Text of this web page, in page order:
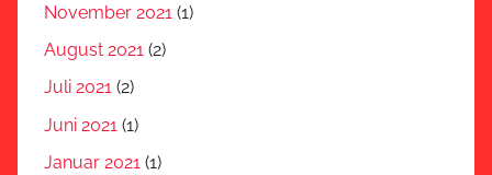
November 2021 (1)
August 2021 (2)
Juli 2021 (2)
Juni 2021 (1)
Januar 2021 (1)